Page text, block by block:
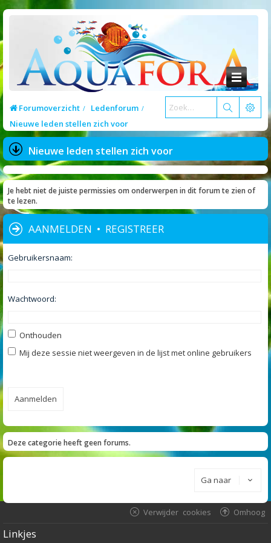
Forumoverzicht
Ledenforum
Nieuwe leden stellen zich voor
Nieuwe leden stellen zich voor
Je hebt niet de juiste permissies om onderwerpen in dit forum te zien of
te lezen.
AANMELDEN • REGISTREER
Gebruikersnaam:
Wachtwoord:
Onthouden
Mij deze sessie niet weergeven in de lijst met online gebruikers
Deze categorie heeft geen forums.
Ga naar
Omhoog
Verwijder cookies
Linkjes